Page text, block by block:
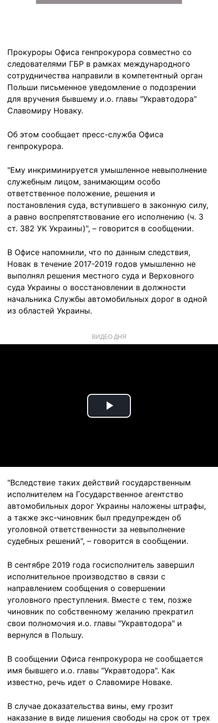
Прокуроры Офиса генпрокурора совместно со
следователями ГБР в рамках международного
сотрудничества направили в компетентный орган
Польши письменное уведомление о подозрении
для вручения бывшему и.о. главы "Укравтодора"
Славомиру Новаку.
Об этом сообщает пресс-служба Офиса
генпрокурора.
"Ему инкриминируется умышленное невыполнение
служебным лицом, занимающим особо
ответственное положение, решения и
постановления суда, вступившего в законную силу,
а равно воспрепятствование его исполнению (ч. 3
ст. 382 УК Украины)", – говорится в сообщении.
В Офисе напомнили, что по данным следствия,
Новак в течение 2017-2019 годов умышленно не
выполнял решения местного суда и Верховного
суда Украины о восстановлении в должности
начальника Службы автомобильных дорог в одной
из областей Украины.
ВИДЕО ДНЯ
Play
"Вследствие таких действий государственным
исполнителем на Государственное агентство
автомобильных дорог Украины наложены штрафы,
а также экс-чиновник был предупрежден об
уголовной ответственности за невыполнение
судебных решений", – говорится в сообщении.
В сентябре 2019 года госисполнитель завершил
исполнительное производство в связи с
направлением сообщения о совершении
уголовного преступления. Вместе с тем, позже
чиновник по собственному желанию прекратил
свои полномочия и.о. главы "Укравтодора" и
вернулся в Польшу.
В сообщении Офиса генпрокурора не сообщается
имя бывшего и.о. главы "Укравтодора". Как
известно, речь идет о Славомире Новаке.
В случае доказательства вины, ему грозит
наказание в виде лишения свободы на срок от трех